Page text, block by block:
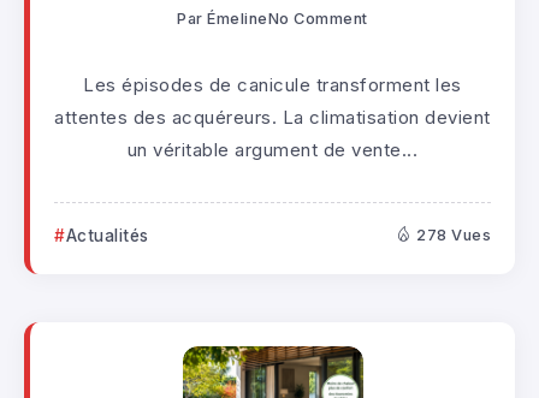
Par ÉmelineNo Comment
Les épisodes de canicule transforment les
attentes des acquéreurs. La climatisation devient
un véritable argument de vente...
Actualités 278 Vues